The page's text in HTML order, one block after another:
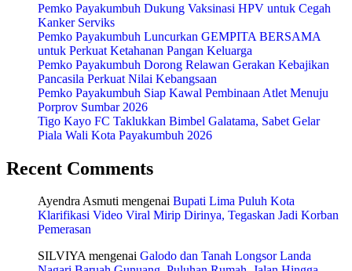
Pemko Payakumbuh Dukung Vaksinasi HPV untuk Cegah
Kanker Serviks
Pemko Payakumbuh Luncurkan GEMPITA BERSAMA
untuk Perkuat Ketahanan Pangan Keluarga
Pemko Payakumbuh Dorong Relawan Gerakan Kebajikan
Pancasila Perkuat Nilai Kebangsaan
Pemko Payakumbuh Siap Kawal Pembinaan Atlet Menuju
Porprov Sumbar 2026
Tigo Kayo FC Taklukkan Bimbel Galatama, Sabet Gelar
Piala Wali Kota Payakumbuh 2026
Recent Comments
Ayendra Asmuti mengenai Bupati Lima Puluh Kota
Klarifikasi Video Viral Mirip Dirinya, Tegaskan Jadi Korban
Pemerasan
SILVIYAmengenai Galodo dan Tanah Longsor Landa